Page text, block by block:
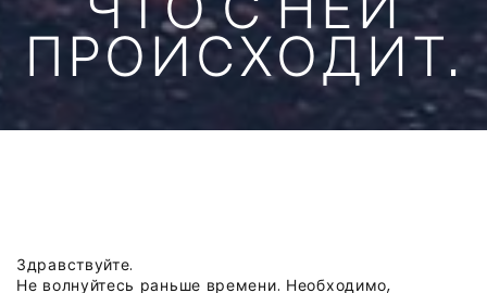
ПРОИСХОДИТ.
Здравствуйте.
Не волнуйтесь раньше времени. Необходимо,